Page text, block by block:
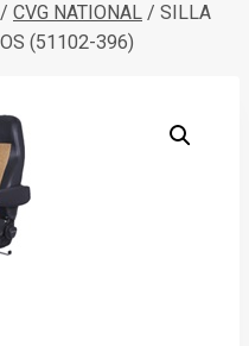
/ CVG NATIONAL / SILLA
(51102-396)